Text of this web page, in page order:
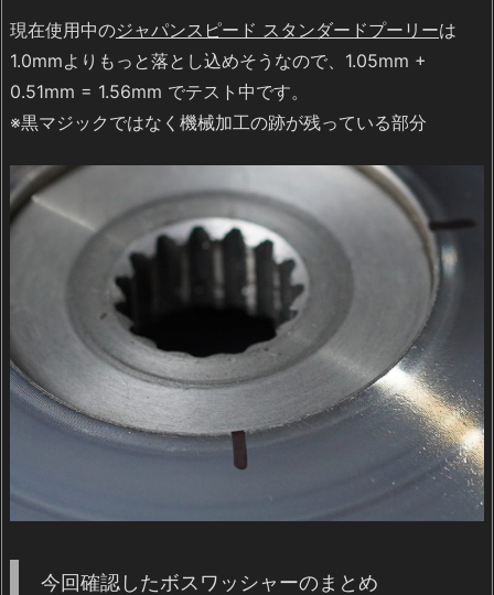
現在使用中のジャパンスピード スタンダードプーリーは
1.0mmよりもっと落とし込めそうなので、1.05mm +
0.51mm = 1.56mm でテスト中です。
※黒マジックではなく機械加工の跡が残っている部分
今回確認したボスワッシャーのまとめ